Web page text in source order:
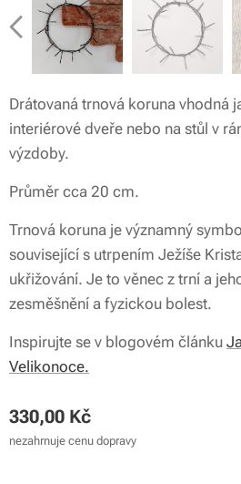
Drátovaná trnová koruna vhodná
interiérové dveře nebo na stůl v
výzdoby.
Průměr cca 20 cm.
Trnová koruna je významný
související s utrpením Ježíše
ukřižování. Je to věnec z trní a
zesměšnění a fyzickou bolest.
Inspirujte se v blogovém článku
Velikonoce.
330,00 Kč
nezahrnuje cenu dopravy